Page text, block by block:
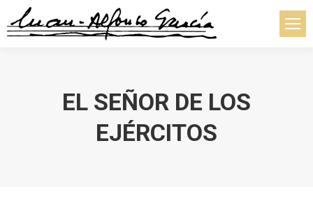
EL SEÑOR DE LOS
EJÉRCITOS